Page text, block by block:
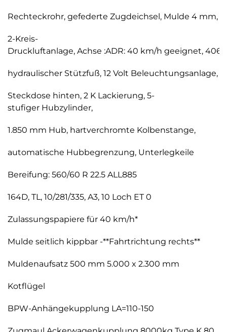
Rechteckrohr, gefederte Zugdeichsel, Mulde 4 mm,
2-Kreis-
Druckluftanlage, Achse :ADR: 40 km/h geeignet,
hydraulischer Stützfuß, 12 Volt Beleuchtungsanlage,
Steckdose hinten, 2 K Lackierung, 5-
stufiger Hubzylinder,
1.850 mm Hub, hartverchromte Kolbenstange,
automatische Hubbegrenzung, Unterlegkeile
Bereifung: 560/60 R 22.5 ALL885
164D, TL, 10/281/335, A3, 10 Loch ET 0
Zulassungspapiere für 40 km/h*
Mulde seitlich kippbar -**Fahrtrichtung rechts**
Muldenaufsatz 500 mm 5.000 x 2.300 mm
Kotflügel
BPW-Anhängekupplung LA=110-150